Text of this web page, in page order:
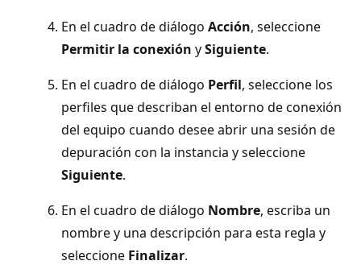
En el cuadro de diálogo Acción, seleccione
Permitir la conexión ySiguiente.
En el cuadro de diálogo Perfil, seleccione los
perfiles que describan el entorno de conexión
del equipo cuando desee abrir una sesión de
depuración con la instancia y seleccione
Siguiente.
En el cuadro de diálogo Nombre, escriba un
nombre y una descripción para esta regla y
seleccione Finalizar.